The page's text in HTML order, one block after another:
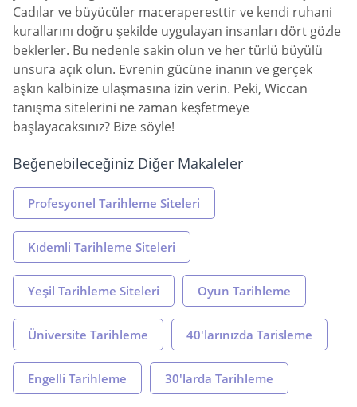
Cadılar ve büyücüler maceraperesttir ve kendi ruhani
kurallarını doğru şekilde uygulayan insanları dört gözle
beklerler. Bu nedenle sakin olun ve her türlü büyülü
unsura açık olun. Evrenin gücüne inanın ve gerçek
aşkın kalbinize ulaşmasına izin verin. Peki, Wiccan
tanışma sitelerini ne zaman keşfetmeye
başlayacaksınız? Bize söyle!
Beğenebileceğiniz Diğer Makaleler
Profesyonel Tarihleme Siteleri
Kıdemli Tarihleme Siteleri
Yeşil Tarihleme Siteleri Oyun Tarihleme
Üniversite Tarihleme 40'larınızda Tarisleme
Engelli Tarihleme 30'larda Tarihleme